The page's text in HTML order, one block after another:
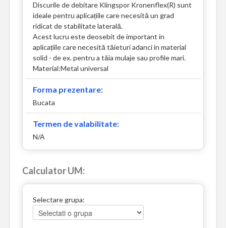
Discurile de debitare Klingspor Kronenflex(R) sunt
ideale pentru aplicațiile care necesită un grad
ridicat de stabilitate laterală.
Acest lucru este deosebit de important in
aplicațiile care necesită tăieturi adanci in material
solid - de ex. pentru a tăia mulaje sau profile mari.
Material:Metal universal
Forma prezentare:
Bucata
Termen de valabilitate:
N/A
Calculator UM:
Selectare grupa: